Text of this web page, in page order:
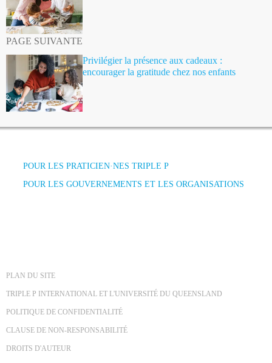
PAGE SUIVANTE
Privilégier la présence aux cadeaux :
encourager la gratitude chez nos enfants
POUR LES PRATICIEN·NES TRIPLE P
POUR LES GOUVERNEMENTS ET LES ORGANISATIONS
PLAN DU SITE
TRIPLE P INTERNATIONAL ET L'UNIVERSITÉ DU QUEENSLAND
POLITIQUE DE CONFIDENTIALITÉ
CLAUSE DE NON-RESPONSABILITÉ
DROITS D'AUTEUR